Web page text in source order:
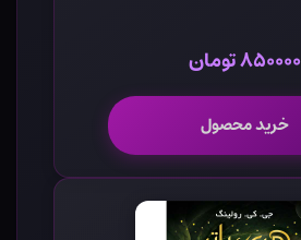
۸۵۰۰۰۰ تومان
خرید محصول